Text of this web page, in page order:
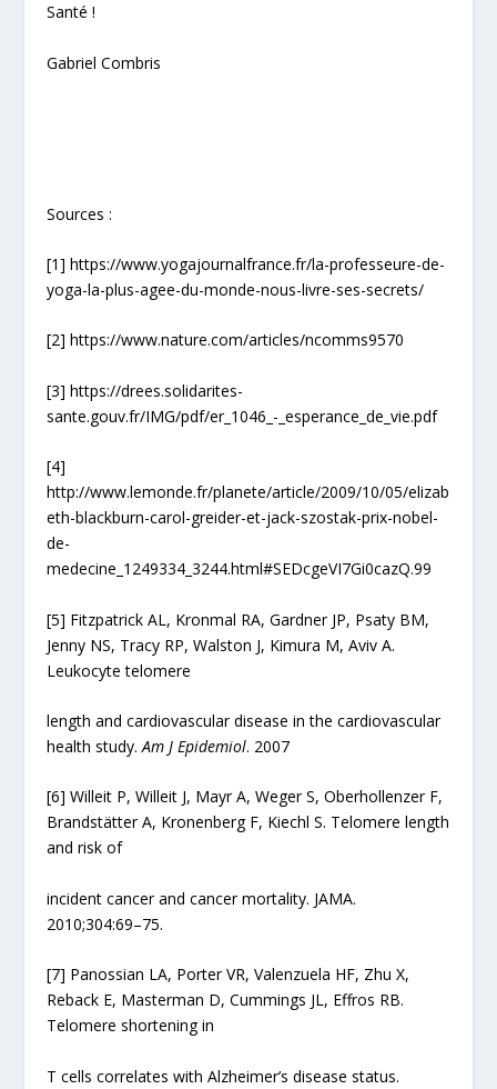
Santé !
Gabriel Combris
Sources :
[1] https://www.yogajournalfrance.fr/la-professeure-de-
yoga-la-plus-agee-du-monde-nous-livre-ses-secrets/
[2] https://www.nature.com/articles/ncomms9570
[3] https://drees.solidarites-
sante.gouv.fr/IMG/pdf/er_1046_-_esperance_de_vie.pdf
[4]
http://www.lemonde.fr/planete/article/2009/10/05/elizab
eth-blackburn-carol-greider-et-jack-szostak-prix-nobel-
de-
medecine_1249334_3244.html#SEDcgeVI7Gi0cazQ.99
[5] Fitzpatrick AL, Kronmal RA, Gardner JP, Psaty BM,
Jenny NS, Tracy RP, Walston J, Kimura M, Aviv A.
Leukocyte telomere
length and cardiovascular disease in the cardiovascular
health study.Am J Epidemiol. 2007
[6] Willeit P, Willeit J, Mayr A, Weger S, Oberhollenzer F,
Brandstätter A, Kronenberg F, Kiechl S. Telomere length
and risk of
incident cancer and cancer mortality. JAMA.
2010;304:69–75.
[7] Panossian LA, Porter VR, Valenzuela HF, Zhu X,
Reback E, Masterman D, Cummings JL, Effros RB.
Telomere shortening in
T cells correlates with Alzheimer’s disease status.